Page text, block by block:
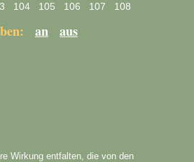
104 105 106 107 108
an aus
Wirkung entfalten, die von den